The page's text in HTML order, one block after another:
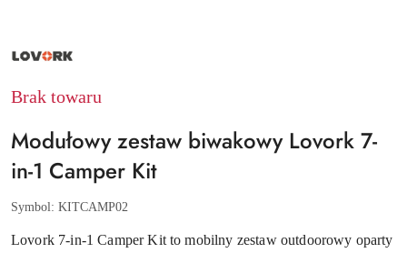
NAZWA
PRODUCENTA:
Brak towaru
Modułowy zestaw biwakowy Lovork 7-
in-1 Camper Kit
Symbol: KITCAMP02
Lovork 7-in-1 Camper Kit to mobilny zestaw outdoorowy oparty